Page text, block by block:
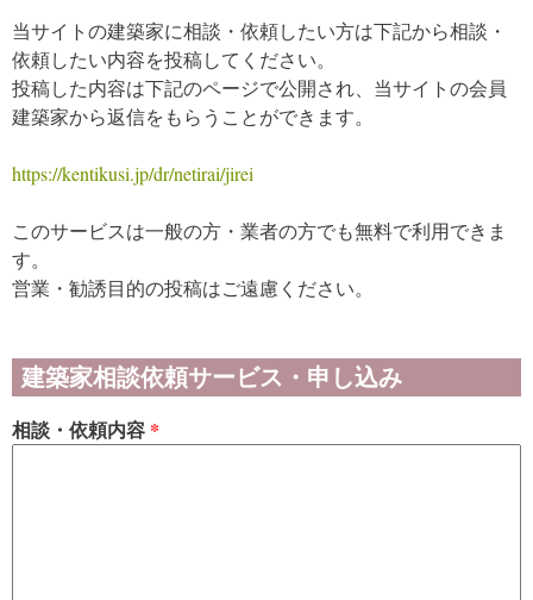
当サイトの建築家に相談・依頼したい方は下記から相談・
依頼したい内容を投稿してください。
投稿した内容は下記のページで公開され、当サイトの会員
建築家から返信をもらうことができます。
https://kentikusi.jp/dr/netirai/jirei
このサービスは一般の方・業者の方でも無料で利用できま
す。
営業・勧誘目的の投稿はご遠慮ください。
建築家相談依頼サービス・申し込み
相談・依頼内容 *